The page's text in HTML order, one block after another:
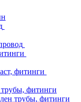
фитинги
фитинги
трубы, фитинги